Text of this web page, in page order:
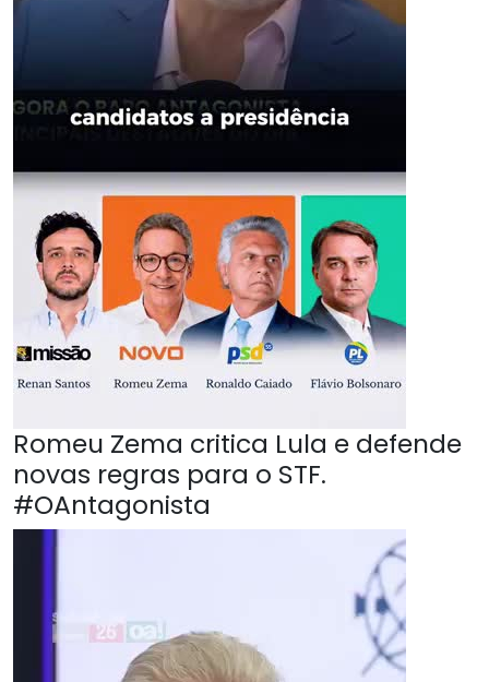
Romeu Zema critica Lula e defende
novas regras para o STF.
#OAntagonista